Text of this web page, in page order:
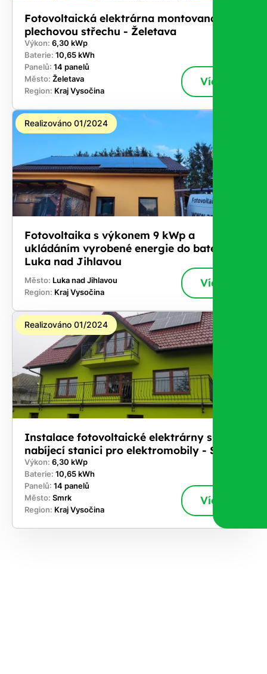
Fotovoltaická elektrárna montovaná na
plechovou střechu - Želetava
Výkon: 6,30 kWp
Baterie: 10,65 kWh
Panelů: 14 panelů
Město: Želetava
Region: Kraj Vysočina
Více
Realizováno 01/2024
Fotovoltaika s výkonem 9 kWp a
ukládáním vyrobené energie do baterií -
Luka nad Jihlavou
Město: Luka nad Jihlavou
Region: Kraj Vysočina
Více
Realizováno 01/2024
Instalace fotovoltaické elektrárny s
nabíjecí stanici pro elektromobily - Smrk
Výkon: 6,30 kWp
Baterie: 10,65 kWh
Panelů: 14 panelů
Město: Smrk
Region: Kraj Vysočina
Více